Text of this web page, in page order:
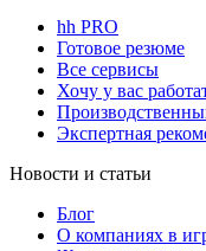
hh PRO
Готовое резюме
Все сервисы
Хочу у вас
Экспертная
Новости и статьи
Блог
О компаниях в